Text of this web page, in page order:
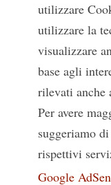
utilizzare
utilizzare la
visualizzare
base agli
rilevati anche
Per avere
suggeriamo
rispettivi
Google